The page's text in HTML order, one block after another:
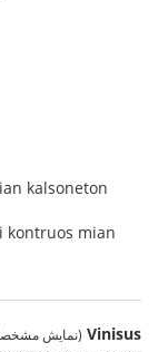
kalsoneton
kontruos mian
Vinisus (نمایش